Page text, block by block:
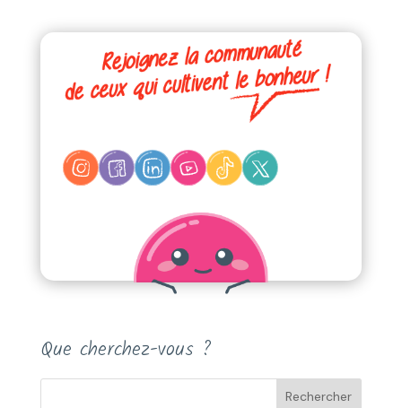
Que cherchez-vous ?